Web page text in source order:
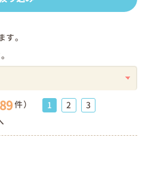
。
89件） 1 2 3